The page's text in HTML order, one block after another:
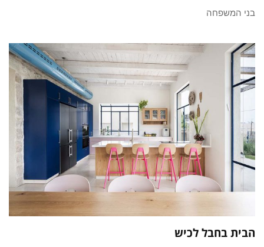
בני המשפחה
הבית בחבל לכיש